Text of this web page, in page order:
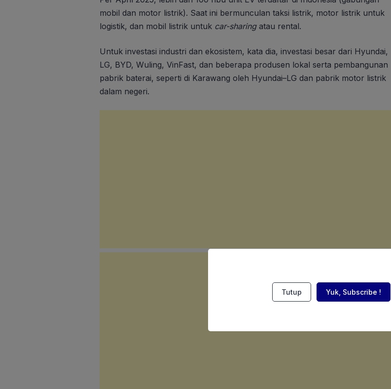
mobil dan motor listrik). Saat ini bermunculan taksi listrik, motor listrik untuk
logistik, dan mobil listrik untuk car-sharingatau rental.
Untuk investasi industri dan ekosistem, kata dia, investasi besar dari Hyundai,
LG, BYD, Wuling, VinFast, dan beberapa produsen lokal serta pembangunan
pabrik baterai, seperti di Karawang oleh Hyundai–LG dan pabrik motor listrik
dalam negeri.
Tutup Yuk, Subscribe !